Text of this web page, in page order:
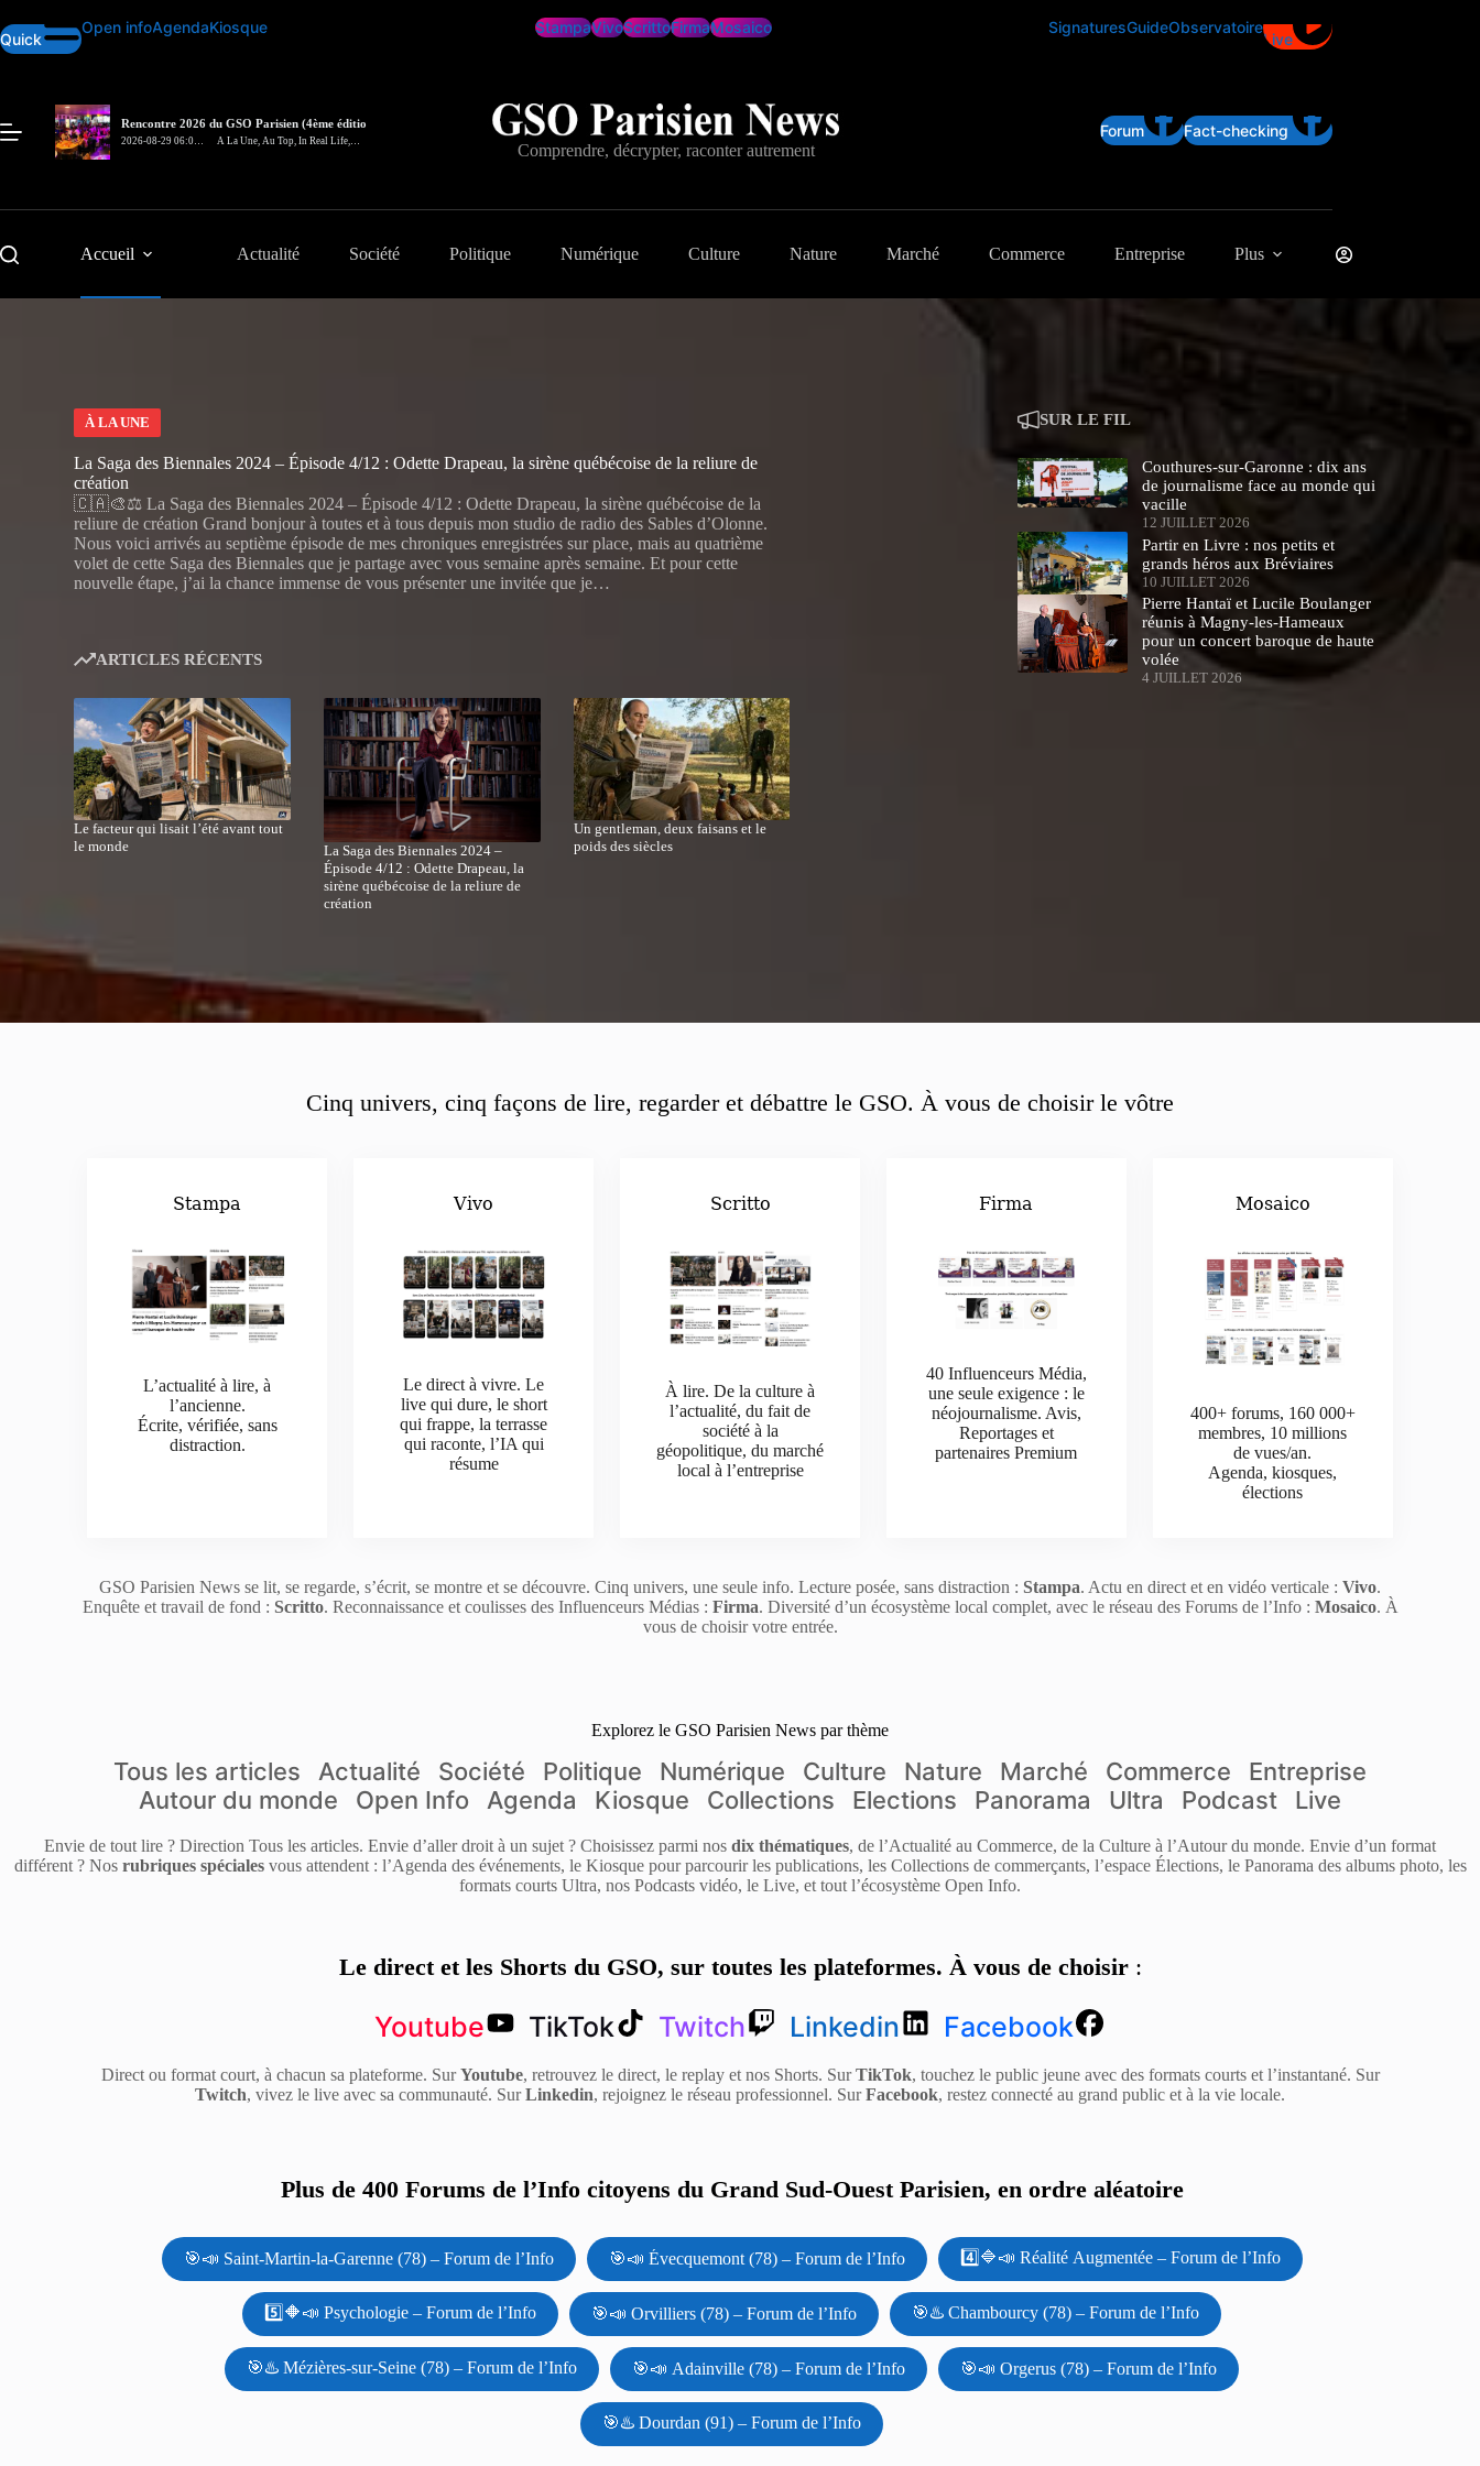
au
contenu
Quick
Open infoAgendaKiosque StampaVivoScrittoFirmaMosaico SignaturesGuideObservatoire
Live
Rencontre 2026 du GSO Parisien (4ème édition)
– In Real Life
2026-08-29 06:00
A La Une,Au Top,In Real Life,
Comprendre, décrypter, raconter autrement
Forum Fact-checking
Accueil Actualité Société Politique Numérique Culture Nature Marché Commerce Entreprise Plus
À LA UNE
La Saga des Biennales 2024 – Épisode 4/12 : Odette Drapeau, la sirène québécoise de la reliure de
création
🇨🇦🎨⚖️ La Saga des Biennales 2024 – Épisode 4/12 : Odette Drapeau, la sirène québécoise de la
reliure de création Grand bonjour à toutes et à tous depuis mon studio de radio des Sables d’Olonne.
Nous voici arrivés au septième épisode de mes chroniques enregistrées sur place, mais au quatrième
volet de cette Saga des Biennales que je partage avec vous semaine après semaine. Et pour cette
nouvelle étape, j’ai la chance immense de vous présenter une invitée que je…
ARTICLES RÉCENTS
Le facteur qui lisait l’été avant tout
le monde
La Saga des Biennales 2024 –
Épisode 4/12 : Odette Drapeau, la
sirène québécoise de la reliure de
création
Un gentleman, deux faisans et le
poids des siècles
SUR LE FIL
Couthures-sur-Garonne : dix ans
de journalisme face au monde qui
vacille
12 JUILLET 2026
Partir en Livre : nos petits et
grands héros aux Bréviaires
10 JUILLET 2026
Pierre Hantaï et Lucile Boulanger
réunis à Magny-les-Hameaux
pour un concert baroque de haute
volée
4 JUILLET 2026
Cinq univers, cinq façons de lire, regarder et débattre le GSO. À vous de choisir le vôtre
Stampa
L’actualité à lire, à
l’ancienne.
Écrite, vérifiée, sans
distraction.
Vivo
Le direct à vivre. Le
live qui dure, le short
qui frappe, la terrasse
qui raconte, l’IA qui
résume
Scritto
À lire. De la culture à
l’actualité, du fait de
société à la
géopolitique, du marché
local à l’entreprise
Firma
40 Influenceurs Média,
une seule exigence : le
néojournalisme. Avis,
Reportages et
partenaires Premium
Mosaico
400+ forums, 160 000+
membres, 10 millions
de vues/an.
Agenda, kiosques,
élections
GSO Parisien News se lit, se regarde, s’écrit, se montre et se découvre. Cinq univers, une seule info. Lecture posée, sans distraction : Stampa. Actu en direct et en vidéo verticale : Vivo.
Enquête et travail de fond : Scritto. Reconnaissance et coulisses des Influenceurs Médias : Firma. Diversité d’un écosystème local complet, avec le réseau des Forums de l’Info : Mosaico. À
vous de choisir votre entrée.
Explorez le GSO Parisien News par thème
Tous les articles Actualité Société Politique Numérique Culture Nature Marché Commerce
Entreprise
Autour du monde
Open Info Agenda Kiosque Collections Elections Panorama Ultra Podcast Live
Envie de tout lire ? Direction Tous les articles. Envie d’aller droit à un sujet ? Choisissez parmi nos dix thématiques, de l’Actualité au Commerce, de la Culture à l’Autour du monde. Envie d’un format
différent ? Nos rubriques spécialesvous attendent : l’Agenda des événements, le Kiosque pour parcourir les publications, les Collections de commerçants, l’espace Élections, le Panorama des albums photo, les
formats courts Ultra, nos Podcasts vidéo, le Live, et tout l’écosystème Open Info.
Le direct et les Shorts du GSO, sur toutes les plateformes. À vous de choisir:
Youtube TikTok Twitch Linkedin Facebook
Direct ou format court, à chacun sa plateforme. SurYoutube, retrouvez le direct, le replay et nos Shorts. SurTikTok, touchez le public jeune avec des formats courts et l’instantané. Sur
Twitch, vivez le live avec sa communauté. SurLinkedin, rejoignez le réseau professionnel. SurFacebook, restez connecté au grand public et à la vie locale.
Plus de 400 Forums de l’Info citoyens du Grand Sud-Ouest Parisien, en ordre aléatoire
🎯📣 Saint-Martin-la-Garenne (78) – Forum de l’Info 🎯📣 Évecquemont (78) – Forum de l’Info 4️⃣🔷📣 Réalité Augmentée – Forum de l’Info
5️⃣🔶📣 Psychologie – Forum de l’Info 🎯📣 Orvilliers (78) – Forum de l’Info 🎯♨️ Chambourcy (78) – Forum de l’Info
🎯♨️ Mézières-sur-Seine (78) – Forum de l’Info 🎯📣 Adainville (78) – Forum de l’Info 🎯📣 Orgerus (78) – Forum de l’Info
🎯♨️ Dourdan (91) – Forum de l’Info